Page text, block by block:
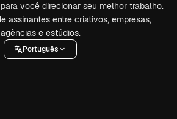
você direcionar seu melhor trabalho.
assinantes entre criativos, empresas,
agências e estúdios.
Português